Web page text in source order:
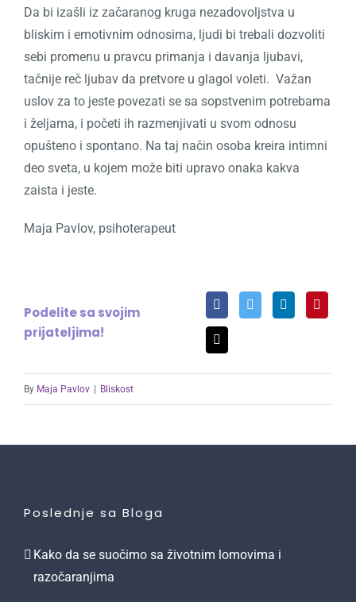
Da bi izašli iz začaranog kruga nezadovoljstva u
bliskim i emotivnim odnosima, ljudi bi trebali dozvoliti
sebi promenu u pravcu primanja i davanja ljubavi,
tačnije reč ljubav da pretvore u glagol voleti. Važan
uslov za to jeste povezati se sa sopstvenim potrebama
i željama, i početi ih razmenjivati u svom odnosu
opušteno i spontano. Na taj način osoba kreira intimni
deo sveta, u kojem može biti upravo onaka kakva
zaista i jeste.
Maja Pavlov, psihoterapeut
Podelite sa svojim
prijateljima!
By Maja Pavlov Bliskost
Poslednje sa Bloga
Kako da se suočimo sa životnim lomovima i
razočaranjima